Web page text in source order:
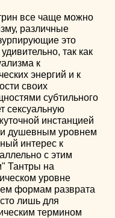
все чаще можно
различные
это
так как
к
энергий и к
своих
субтильного
сексуальную
инстанцией
и душевным уровнем
интерес к
с этим
Тантры на
уровне
формам разврата
лишь для
термином